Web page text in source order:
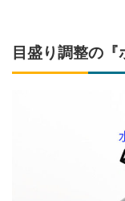
目盛り調整の『